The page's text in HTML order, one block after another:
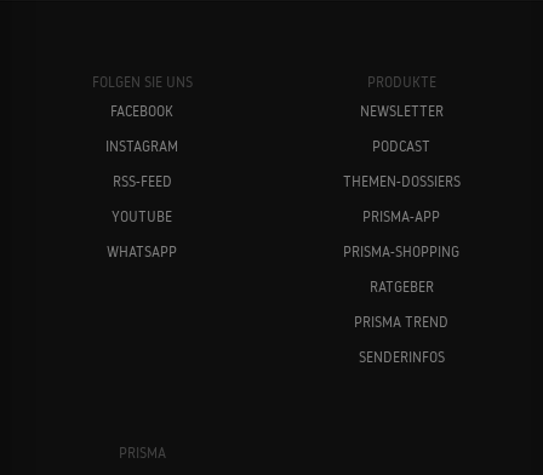
FOLGEN SIE UNS
FACEBOOK
INSTAGRAM
RSS-FEED
YOUTUBE
WHATSAPP
PRODUKTE
NEWSLETTER
PODCAST
THEMEN-DOSSIERS
PRISMA-APP
PRISMA-SHOPPING
RATGEBER
PRISMA TREND
SENDERINFOS
PRISMA